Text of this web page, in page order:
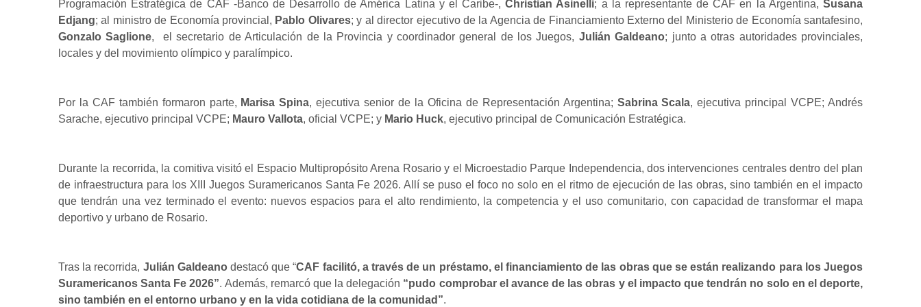
Programación Estratégica de CAF -Banco de Desarrollo de América Latina y el Caribe-,Christian Asinelli; a la representante de CAF en la Argentina,Susana
Edjang; al ministro de Economía provincial, Pablo Olivares; y al director ejecutivo de la Agencia de Financiamiento Externo del Ministerio de Economía santafesino,
Gonzalo Saglione, el secretario de Articulación de la Provincia y coordinador general de los Juegos, Julián Galdeano; junto a otras autoridades provinciales,
locales y del movimiento olímpico y paralímpico.
Por la CAF también formaron parte, Marisa Spina, ejecutiva senior de la Oficina de Representación Argentina; Sabrina Scala, ejecutiva principal VCPE; Andrés
Sarache, ejecutivo principal VCPE; Mauro Vallota, oficial VCPE; y Mario Huck, ejecutivo principal de Comunicación Estratégica.
Durante la recorrida, la comitiva visitó el Espacio Multipropósito Arena Rosario y el Microestadio Parque Independencia, dos intervenciones centrales dentro del plan
de infraestructura para los XIII Juegos Suramericanos Santa Fe 2026. Allí se puso el foco no solo en el ritmo de ejecución de las obras, sino también en el impacto
que tendrán una vez terminado el evento: nuevos espacios para el alto rendimiento, la competencia y el uso comunitario, con capacidad de transformar el mapa
deportivo y urbano de Rosario.
Tras la recorrida, Julián Galdeanodestacó que “CAF facilitó, a través de un préstamo, el financiamiento de las obras que se están realizando para los Juegos
Suramericanos Santa Fe 2026”. Además, remarcó que la delegación “pudo comprobar el avance de las obras y el impacto que tendrán no solo en el deporte,
sino también en el entorno urbano y en la vida cotidiana de la comunidad”.